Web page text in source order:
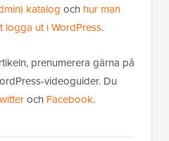
katalog och hur man
logga ut i WordPress.
prenumerera gärna på
videoguider. Du
och Facebook.